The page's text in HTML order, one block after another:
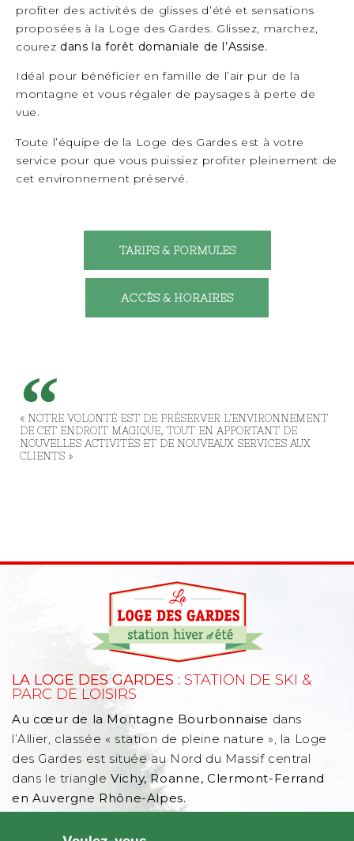
profiter des activités de glisses d’été et sensations
proposées à la Loge des Gardes. Glissez, marchez,
courez dans la forêt domaniale de l’Assise.
Idéal pour bénéficier en famille de l’air pur de la
montagne et vous régaler de paysages à perte de
vue.
Toute l’équipe de la Loge des Gardes est à votre
service pour que vous puissiez profiter pleinement de
cet environnement préservé.
TARIFS & FORMULES
ACCÈS & HORAIRES
« NOTRE VOLONTÉ EST DE PRÉSERVER L’ENVIRONNEMENT
DE CET ENDROIT MAGIQUE, TOUT EN APPORTANT DE
NOUVELLES ACTIVITÉS ET DE NOUVEAUX SERVICES AUX
CLIENTS »
LA LOGE DES GARDES : STATION DE SKI &
PARC DE LOISIRS
Au cœur de la Montagne Bourbonnaise dans
l’Allier, classée « station de pleine nature », la Loge
des Gardes est située au Nord du Massif central
dans le triangle Vichy, Roanne, Clermont-Ferrand
en Auvergne Rhône-Alpes.